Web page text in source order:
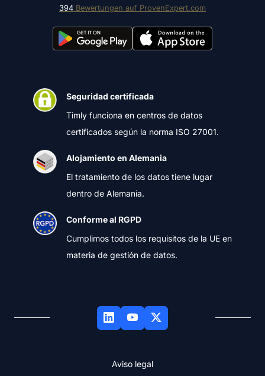
Timly Software AG
394 Bewertungen auf ProvenExpert.com
Seguridad certificada
Timly funciona en centros de datos
certificados según la norma ISO 27001.
Alojamiento en Alemania
El tratamiento de los datos tiene lugar
dentro de Alemania.
Conforme al RGPD
Cumplimos todos los requisitos de la UE en
materia de gestión de datos.
Aviso legal